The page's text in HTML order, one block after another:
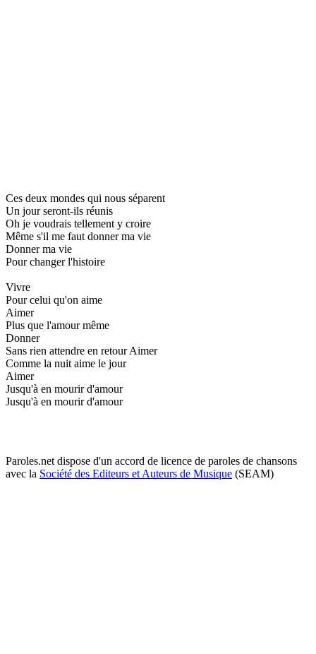
Ces deux mondes qui nous séparent
Un jour seront-ils réunis
Oh je voudrais tellement y croire
Même s'il me faut donner ma vie
Donner ma vie
Pour changer l'histoire
Vivre
Pour celui qu'on aime
Aimer
Plus que l'amour même
Donner
Sans rien attendre en retour Aimer
Comme la nuit aime le jour
Aimer
Jusqu'à en mourir d'amour
Jusqu'à en mourir d'amour
Paroles.net dispose d'un accord de licence de paroles de chansons
avec la Société des Editeurs et Auteurs de Musique (SEAM)